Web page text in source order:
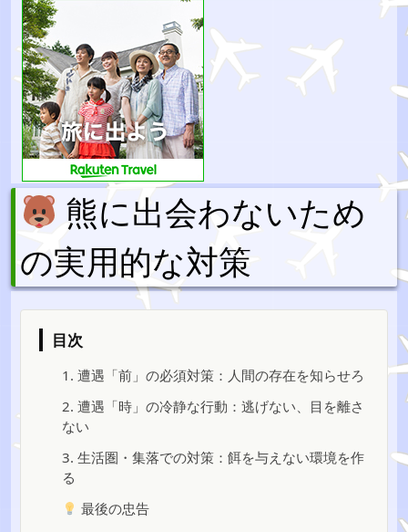
熊に出会わないため
の実用的な対策
目次
1. 遭遇「前」の必須対策：人間の存在を知らせろ
2. 遭遇「時」の冷静な行動：逃げない、目を離さ
ない
3. 生活圏・集落での対策：餌を与えない環境を作
る
最後の忠告